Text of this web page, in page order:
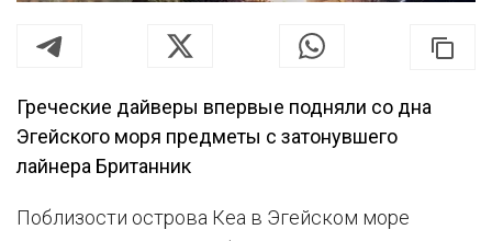
Греческие дайверы впервые подняли со дна
Эгейского моря предметы с затонувшего
лайнера Британник
Поблизости острова Кеа в Эгейском море